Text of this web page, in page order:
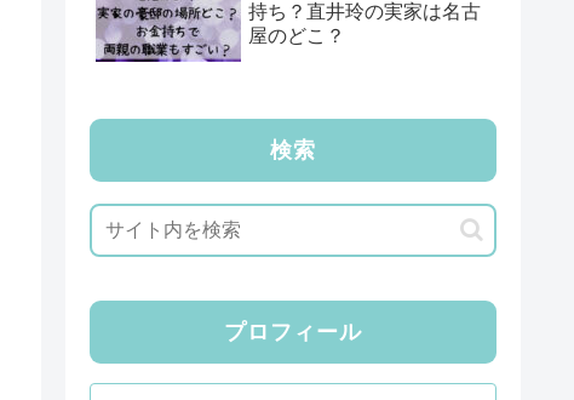
持ち？直井玲の実家は名古
屋のどこ？
検索
プロフィール